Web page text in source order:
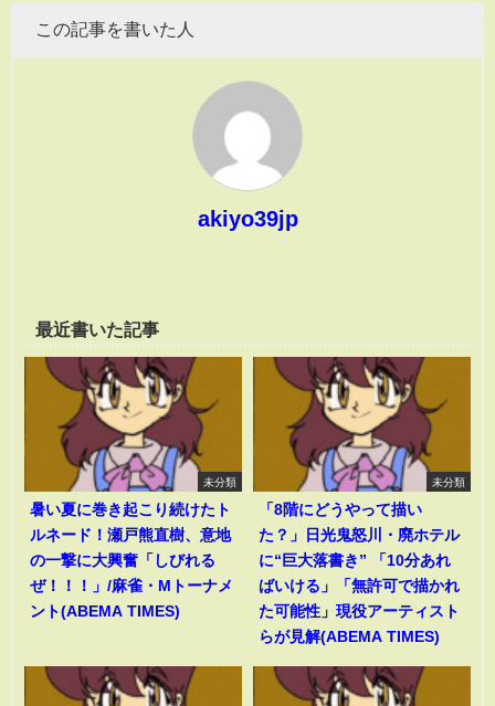
この記事を書いた人
akiyo39jp
最近書いた記事
未分類
暑い夏に巻き起こり続けたト
ルネード！瀬戸熊直樹、意地
の一撃に大興奮「しびれる
ぜ！！！」/麻雀・Mトーナメ
ント(ABEMA TIMES)
未分類
「8階にどうやって描い
た？」日光鬼怒川・廃ホテル
に“巨大落書き” 「10分あれ
ばいける」「無許可で描かれ
た可能性」現役アーティスト
らが見解(ABEMA TIMES)